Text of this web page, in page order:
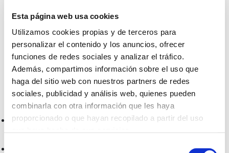
Esta página web usa cookies
Utilizamos cookies propias y de terceros para
personalizar el contenido y los anuncios, ofrecer
funciones de redes sociales y analizar el tráfico.
Además, compartimos información sobre el uso que
haga del sitio web con nuestros partners de redes
sociales, publicidad y análisis web, quienes pueden
combinarla con otra información que les haya
proporcionado o que hayan recopilado a partir del uso
mayor resistencia a los productos químicos y
permite su uso en redes de agua potable.
En caso de que sea necesario realizar tareas de by-
pass, los obturadores de comprobación nos
permiten:
Desviar aguas residuales en caso de canales con
fugas.